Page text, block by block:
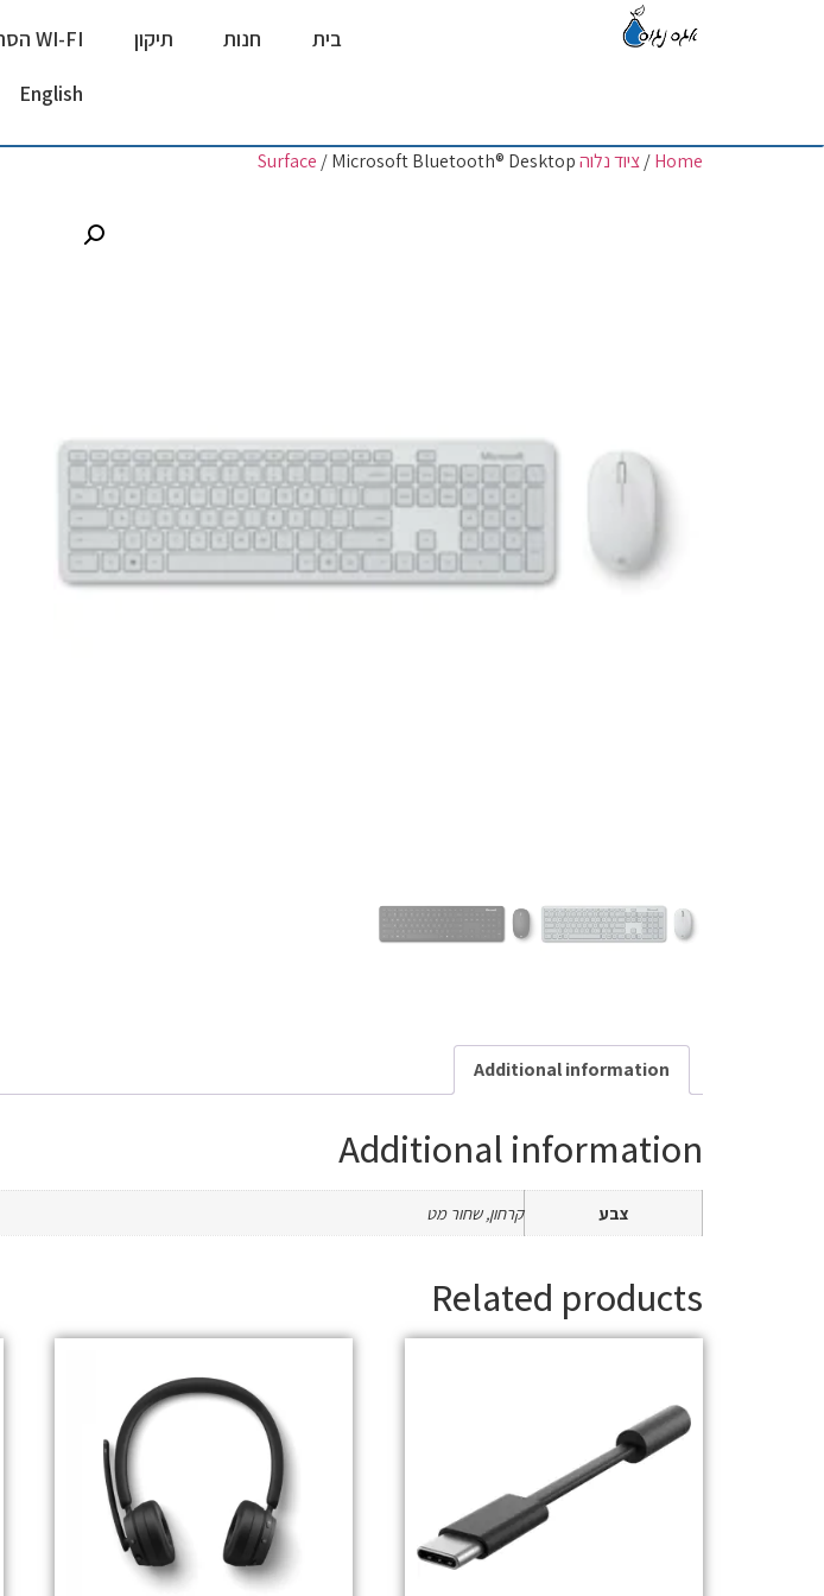
בית חנות תיקון WI-FI הסרת
English
Home
/ציוד נלוה Surface/ Microsoft Bluetooth® Desktop
Additional information
Additional information
צבע קרחון, שחור מט
Related products